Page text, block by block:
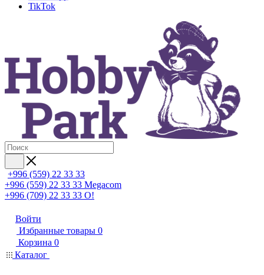
TikTok
+996 (559) 22 33 33
+996 (559) 22 33 33 Megacom
+996 (709) 22 33 33 O!
Войти
Избранные товары 0
Корзина 0
Каталог